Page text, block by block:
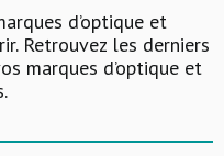
d’optique et
Retrouvez les derniers
marques d’optique et